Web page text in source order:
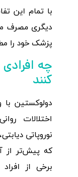
با تمام این
دیگری مصرف
پزشک خود را
چه
کنند
دولوکستین
اختلالات
نوروپاتی
که پیش‌تر از
برخی از